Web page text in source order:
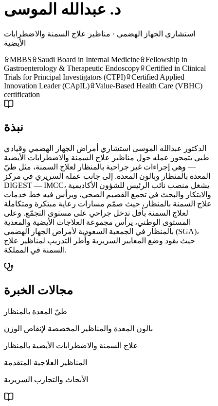
د. عبدالله الموسى
استشاري الجهاز الهضمي · مناظير علاج السمنة والاضطرابات
الأيضية
MBBS
Saudi Board in Internal Medicine
Fellowship in
Gastroenterology & Therapeutic Endoscopy
Certified in Clinical
Trials for Principal Investigators (CTPI)
Certified Applied
Innovation Leader (CApIL)
Value-Based Health Care (VBHC)
certification
نبذة
الدكتور عبدالله الموسى استشاري أمراض الجهاز الهضمي وقيادي
طبي يتمحور عمله حول مناظير علاج السمنة والاضطرابات الأيضية
— وهي إجراءات غير جراحية بالمنظار لعلاج السمنة، مثل طيّ
المعدة بالمنظار وبالون المعدة. إلى جانب عمله السريري في مركز
DIGEST — IMCC، يشغل منصب نائب الرئيس للشؤون الأكاديمية
والابتكار والبحث في تجمع القصيم الصحي، ويرأس فيه خط خدمات
علاج السمنة بالمنظار، حيث صمّم مسارات رعاية مبتكرة ومتكاملة
لعلاج السمنة بأقل تدخل جراحي على مستوى التجمّع. وعلى
المستوى الوطني، يرأس مجموعة العلاجات الأيضية والمعدية
بالمنظار في الجمعية السعودية لأمراض الجهاز الهضمي (SGA)،
حيث يقود وضع المعايير السريرية وأُطر التدريب لمناظير علاج
السمنة في المملكة.
مجالات الخبرة
طيّ المعدة بالمنظار
بالون المعدة والمناظير المخصصة لإنقاص الوزن
علاج السمنة والاضطرابات الأيضية بالمنظار
المناظير العلاجية المتقدمة
الأبحاث والتجارب السريرية